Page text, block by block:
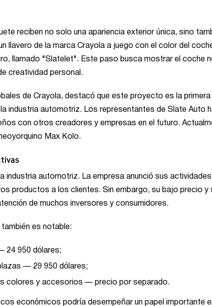
reciben no solo una apariencia exterior única, sino
llavero de la marca Crayola a juego con el color del
llamado "Slatelet". Este paso busca mostrar el coche
creatividad personal.
de Crayola, destacó que este proyecto es la
industria automotriz. Los representantes de Slate Auto
con otros creadores y empresas en el futuro.
Max Kolo.
industria automotriz. La empresa anunció sus actividades
productos a los clientes. Sin embargo, su bajo precio y
de muchos inversores y consumidores.
es notable:
24 950 dólares;
— 29 950 dólares;
colores y accesorios — precio por separado.
económicos podría desempeñar un papel importante